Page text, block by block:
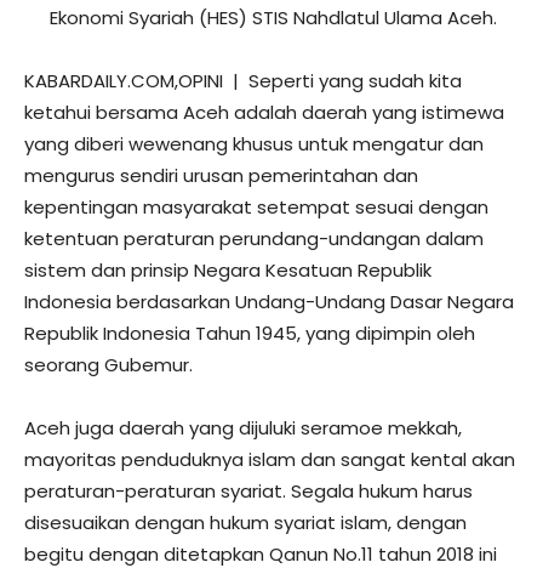
Ekonomi Syariah (HES) STIS Nahdlatul Ulama Aceh.
KABARDAILY.COM,OPINI | Seperti yang sudah kita
ketahui bersama Aceh adalah daerah yang istimewa
yang diberi wewenang khusus untuk mengatur dan
mengurus sendiri urusan pemerintahan dan
kepentingan masyarakat setempat sesuai dengan
ketentuan peraturan perundang-undangan dalam
sistem dan prinsip Negara Kesatuan Republik
Indonesia berdasarkan Undang-Undang Dasar Negara
Republik Indonesia Tahun 1945, yang dipimpin oleh
seorang Gubemur.
Aceh juga daerah yang dijuluki seramoe mekkah,
mayoritas penduduknya islam dan sangat kental akan
peraturan-peraturan syariat. Segala hukum harus
disesuaikan dengan hukum syariat islam, dengan
begitu dengan ditetapkan Qanun No.11 tahun 2018 ini